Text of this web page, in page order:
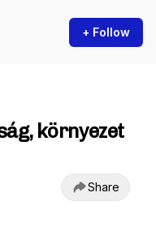
+ Follow
környezet
Share